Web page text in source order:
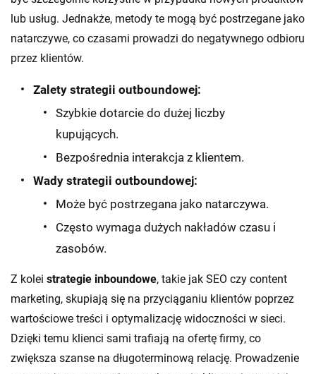
lub usług. Jednakże, metody te mogą być postrzegane jako
natarczywe, co czasami prowadzi do negatywnego odbioru
przez klientów.
Zalety strategii outboundowej:
Szybkie dotarcie do dużej liczby
kupujących.
Bezpośrednia interakcja z klientem.
Wady strategii outboundowej:
Może być postrzegana jako natarczywa.
Często wymaga dużych nakładów czasu i
zasobów.
Z kolei strategie inboundowe, takie jak SEO czy content
marketing, skupiają się na przyciąganiu klientów poprzez
wartościowe treści i optymalizację widoczności w sieci.
Dzięki temu klienci sami trafiają na ofertę firmy, co
zwiększa szanse na długoterminową relację. Prowadzenie